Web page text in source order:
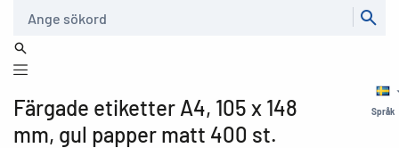
Språk
Färgade etiketter A4, 105 x 148
mm, gul papper matt 400 st.